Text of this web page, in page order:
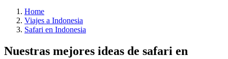
Home
Viajes a Indonesia
Safari en Indonesia
Nuestras mejores ideas de safari en